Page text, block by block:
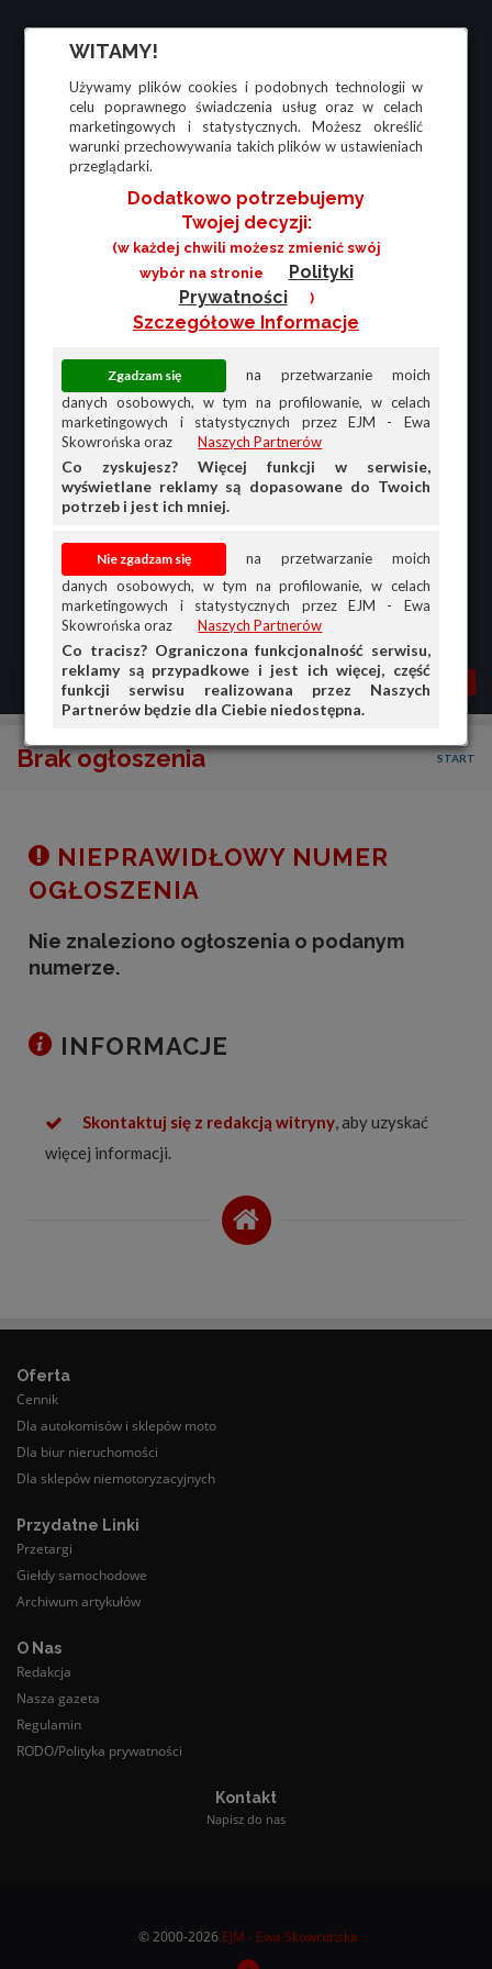
WITAMY!
Używamy plików cookies i podobnych technologii w
celu poprawnego świadczenia usług oraz w celach
marketingowych i statystycznych. Możesz określić
warunki przechowywania takich plików w ustawieniach
przeglądarki.
Dodatkowo potrzebujemy
Twojej decyzji:
(w każdej chwili możesz zmienić swój
wybór na stronie
Polityki
Prywatności
)
Szczegółowe Informacje
na przetwarzanie moich
danych osobowych, w tym na profilowanie, w celach
marketingowych i statystycznych przez EJM - Ewa
Skowrońska oraz
Naszych Partnerów
Co zyskujesz? Więcej funkcji w serwisie,
wyświetlane reklamy są dopasowane do Twoich
potrzeb i jest ich mniej.
na przetwarzanie moich
danych osobowych, w tym na profilowanie, w celach
marketingowych i statystycznych przez EJM - Ewa
Skowrońska oraz
Naszych Partnerów
Co tracisz? Ograniczona funkcjonalność serwisu,
reklamy są przypadkowe i jest ich więcej, część
funkcji serwisu realizowana przez Naszych
Partnerów będzie dla Ciebie niedostępna.
MENU MOJA AG
Brak ogłoszenia START
NIEPRAWIDŁOWY NUMER
OGŁOSZENIA
Nie znaleziono ogłoszenia o podanym
numerze.
INFORMACJE
Skontaktuj się z redakcją witryny, aby uzyskać
więcej informacji.
Oferta
Cennik
Dla autokomisów i sklepów moto
Dla biur nieruchomości
Dla sklepów niemotoryzacyjnych
Przydatne Linki
Przetargi
Giełdy samochodowe
Archiwum artykułów
O Nas
Redakcja
Nasza gazeta
Regulamin
RODO/Polityka prywatności
Kontakt
Napisz do nas
© 2000-2026 EJM - Ewa Skowrońska